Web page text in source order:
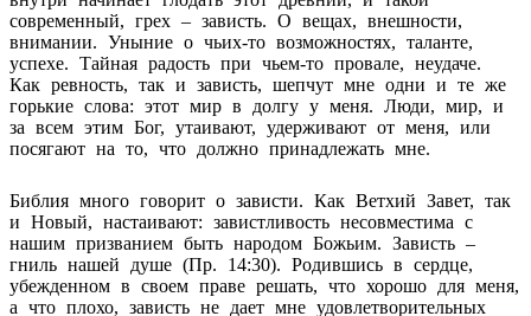
современный, грех – зависть. О вещах, внешности,
внимании. Уныние о чьих-то возможностях, таланте,
успехе. Тайная радость при чьем-то провале, неудаче.
Как ревность, так и зависть, шепчут мне одни и те же
горькие слова: этот мир в долгу у меня. Люди, мир, и
за всем этим Бог, утаивают, удерживают от меня, или
посягают на то, что должно принадлежать мне.
Библия много говорит о зависти. Как Ветхий Завет, так
и Новый, настаивают: завистливость несовместима с
нашим призванием быть народом Божьим. Зависть –
гниль нашей душе (Пр. 14:30). Родившись в сердце,
убежденном в своем праве решать, что хорошо для меня,
а что плохо, зависть не дает мне удовлетворительных